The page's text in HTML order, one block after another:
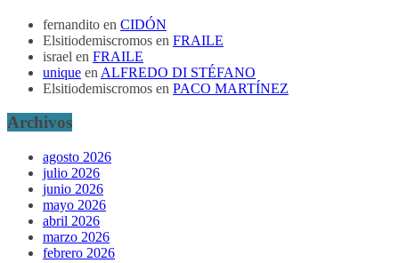
fernandito en CIDÓN
Elsitiodemiscromos en FRAILE
israel en FRAILE
unique en ALFREDO DI STÉFANO
Elsitiodemiscromos en PACO MARTÍNEZ
Archivos
agosto 2026
julio 2026
junio 2026
mayo 2026
abril 2026
marzo 2026
febrero 2026